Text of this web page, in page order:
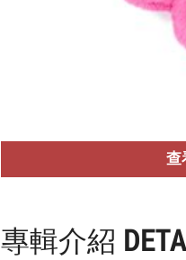
查
專輯介紹